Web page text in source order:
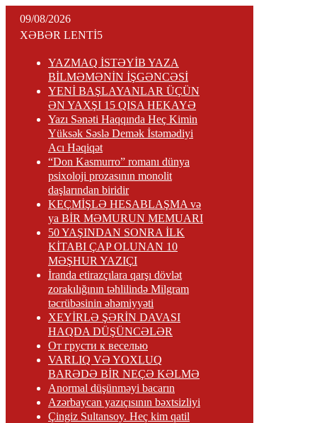
09/08/2026
XƏBƏR LENTİ
YAZMAQ İSTƏYİB YAZA
BİLMƏMƏNİN İŞGƏNCƏSİ
YENİ BAŞLAYANLAR ÜÇÜN
ƏN YAXŞI 15 QISA HEKAYƏ
Yazı Sənəti Haqqında Heç Kimin
Yüksək Səslə Demək İstəmədiyi
Acı Həqiqət
“Don Kasmurro” romanı dünya
psixoloji prozasının monolit
daşlarından biridir
KEÇMİŞLƏ HESABLAŞMA və
ya BİR MƏMURUN MEMUARI
50 YAŞINDAN SONRA İLK
KİTABI ÇAP OLUNAN 10
MƏŞHUR YAZIÇI
İranda etirazçılara qarşı dövlət
zorakılığının təhlilində Milgram
təcrübəsinin əhəmiyyəti
XEYİRLƏ ŞƏRİN DAVASI
HAQDA DÜŞÜNCƏLƏR
От грусти к веселью
VARLIQ VƏ YOXLUQ
BARƏDƏ BİR NEÇƏ KƏLMƏ
Anormal düşünməyi bacarın
Azərbaycan yazıçısının bəxtsizliyi
Çingiz Sultansoy. Heç kim qatil